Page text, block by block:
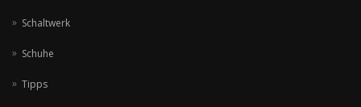
Schaltwerk
Schuhe
Tipps